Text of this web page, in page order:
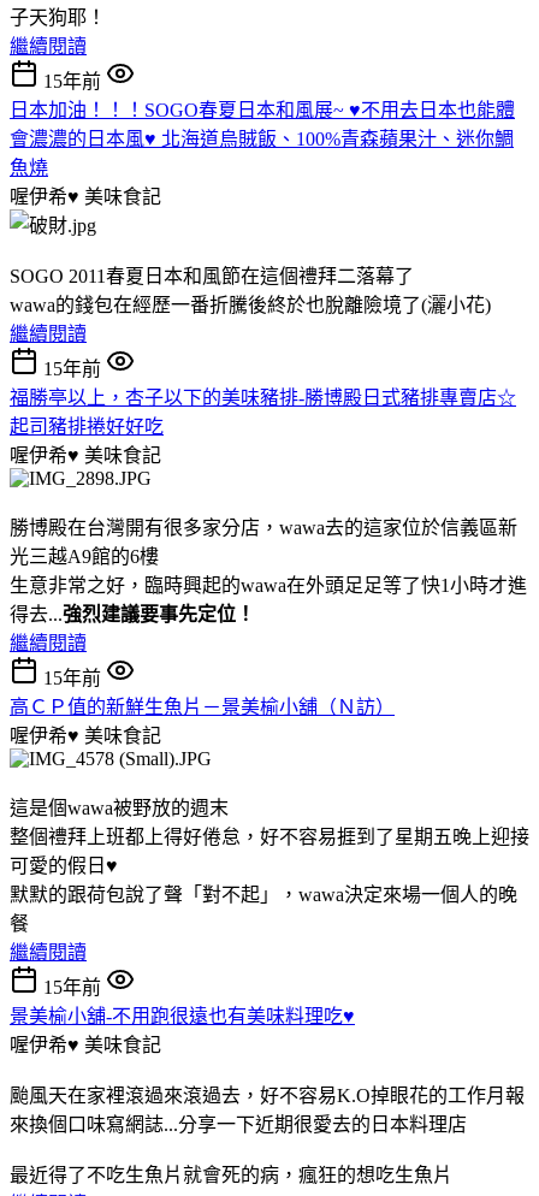
子天狗耶！
繼續閱讀
15年前
日本加油！！！SOGO春夏日本和風展~ ♥不用去日本也能體
會濃濃的日本風♥ 北海道烏賊飯、100%青森蘋果汁、迷你鯛
魚燒
喔伊希♥ 美味食記
SOGO 2011春夏日本和風節在這個禮拜二落幕了
wawa的錢包在經歷一番折騰後終於也脫離險境了(灑小花)
繼續閱讀
15年前
福勝亭以上，杏子以下的美味豬排-勝博殿日式豬排專賣店☆
起司豬排捲好好吃
喔伊希♥ 美味食記
勝博殿在台灣開有很多家分店，wawa去的這家位於信義區新
光三越A9館的6樓
生意非常之好，臨時興起的wawa在外頭足足等了快1小時才進
得去...強烈建議要事先定位！
繼續閱讀
15年前
高ＣＰ值的新鮮生魚片－景美榆小舖（Ｎ訪）
喔伊希♥ 美味食記
這是個wawa被野放的週末
整個禮拜上班都上得好倦怠，好不容易捱到了星期五晚上迎接
可愛的假日♥
默默的跟荷包說了聲「對不起」，wawa決定來場一個人的晚
餐
繼續閱讀
15年前
景美榆小舖-不用跑很遠也有美味料理吃♥
喔伊希♥ 美味食記
颱風天在家裡滾過來滾過去，好不容易K.O掉眼花的工作月報
來換個口味寫網誌...分享一下近期很愛去的日本料理店
最近得了不吃生魚片就會死的病，瘋狂的想吃生魚片